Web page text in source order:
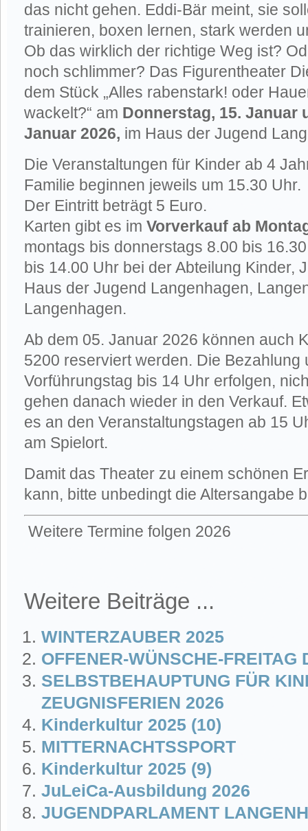
das nicht gehen. Eddi-Bär meint, sie
trainieren, boxen lernen, stark werden
Ob das wirklich der richtige Weg ist?
noch schlimmer? Das Figurentheater
dem Stück „Alles rabenstark! oder
wackelt?“ am Donnerstag, 15. Januar
Januar 2026, im Haus der Jugend
Die Veranstaltungen für Kinder ab 4
Familie beginnen jeweils um 15.30 Uhr.
Der Eintritt beträgt 5 Euro.
Karten gibt es im Vorverkauf ab
montags bis donnerstags 8.00 bis
bis 14.00 Uhr bei der Abteilung Kinder,
Haus der Jugend Langenhagen,
Langenhagen.
Ab dem 05. Januar 2026 können auch
5200 reserviert werden. Die Bezahlung
Vorführungstag bis 14 Uhr erfolgen,
gehen danach wieder in den Verkauf.
es an den Veranstaltungstagen ab 15
am Spielort.
Damit das Theater zu einem schönen
kann, bitte unbedingt die Altersangabe
Weitere Termine folgen 2026
Weitere Beiträge ...
WINTERZAUBER 2025
OFFENER-WÜNSCHE-FREITAG
SELBSTBEHAUPTUNG FÜR
ZEUGNISFERIEN 2026
Kinderkultur 2025 (10)
MITTERNACHTSSPORT
Kinderkultur 2025 (9)
JuLeiCa-Ausbildung 2026
JUGENDPARLAMENT